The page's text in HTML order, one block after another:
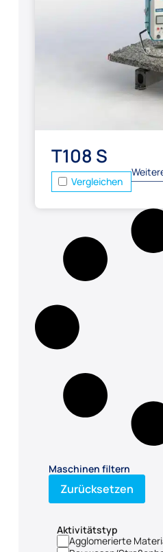
Maschinen filtern
Zurücksetzen
Aktivitätstyp
Agglomerierte
T108 S
Vergleichen